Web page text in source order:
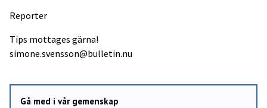
Reporter
Tips mottages gärna!
simone.svensson@bulletin.nu
Gå med i vår gemenskap